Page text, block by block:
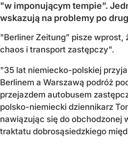
"w imponującym tempie".
wskazują na problemy po
"Berliner Zeitung” pisze
chaos i transport zastępczy".
"35 lat niemiecko-polskiej
Berlinem a Warszawą podróż
przejazdem autobusem
polsko-niemiecki dziennikarz
nawiązując się do obchodzonej
traktatu dobrosąsiedzkiego